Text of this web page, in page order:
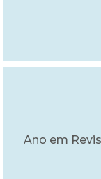
Ano em